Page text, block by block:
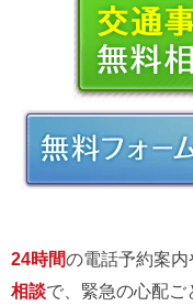
24時間の電話予約案
相談で、緊急の心配ご